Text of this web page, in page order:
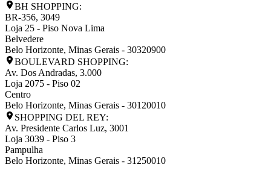
BH SHOPPING:
BR-356, 3049
Loja 25 - Piso Nova Lima
Belvedere
Belo Horizonte, Minas Gerais - 30320900
BOULEVARD SHOPPING:
Av. Dos Andradas, 3.000
Loja 2075 - Piso 02
Centro
Belo Horizonte, Minas Gerais - 30120010
SHOPPING DEL REY:
Av. Presidente Carlos Luz, 3001
Loja 3039 - Piso 3
Pampulha
Belo Horizonte, Minas Gerais - 31250010